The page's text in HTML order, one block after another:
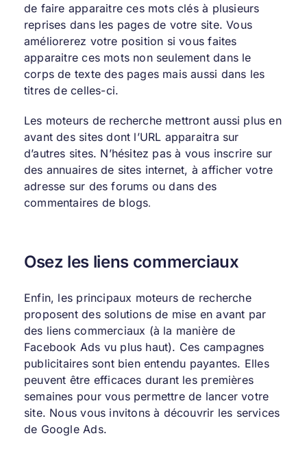
de faire apparaitre ces mots clés à plusieurs
reprises dans les pages de votre site. Vous
améliorerez votre position si vous faites
apparaitre ces mots non seulement dans le
corps de texte des pages mais aussi dans les
titres de celles-ci.
Les moteurs de recherche mettront aussi plus en
avant des sites dont l’URL apparaitra sur
d’autres sites. N’hésitez pas à vous inscrire sur
des annuaires de sites internet, à afficher votre
adresse sur des forums ou dans des
commentaires de blogs.
Osez les liens commerciaux
Enfin, les principaux moteurs de recherche
proposent des solutions de mise en avant par
des liens commerciaux (à la manière de
Facebook Ads vu plus haut). Ces campagnes
publicitaires sont bien entendu payantes. Elles
peuvent être efficaces durant les premières
semaines pour vous permettre de lancer votre
site. Nous vous invitons à découvrir les services
de Google Ads.